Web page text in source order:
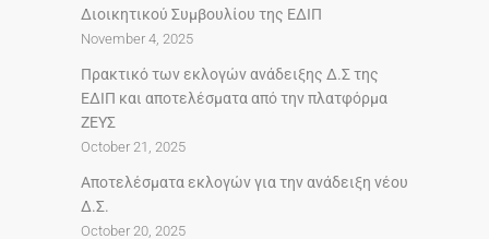
Διοικητικού Συμβουλίου της ΕΔΙΠ
November 4, 2025
Πρακτικό των εκλογών ανάδειξης Δ.Σ της
ΕΔΙΠ και αποτελέσματα από την πλατφόρμα
ΖΕΥΣ
October 21, 2025
Αποτελέσματα εκλογών για την ανάδειξη νέου
Δ.Σ.
October 20, 2025